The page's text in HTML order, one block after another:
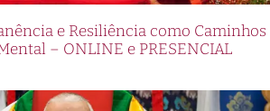
e Resiliência como Caminhos
– ONLINE e PRESENCIAL